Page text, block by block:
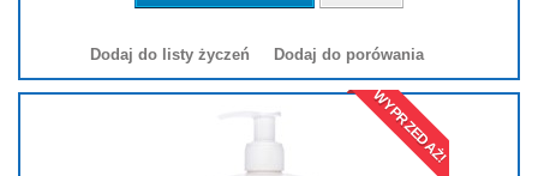
Dodaj do listy życzeń Dodaj do porówania
WYPRZEDAŻ!